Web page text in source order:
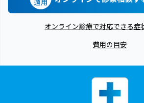
オンライン診療で対応できる症
費用の目安